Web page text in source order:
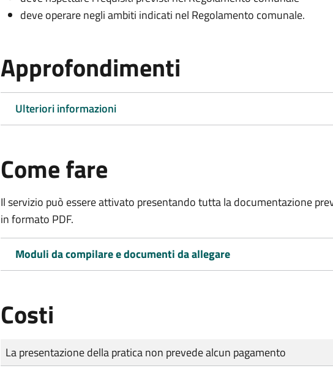
deve operare negli ambiti indicati nel Regolamento comunale.
Approfondimenti
Ulteriori informazioni
Come fare
Il servizio può essere attivato presentando tutta la documentazione
in formato PDF.
Moduli da compilare e documenti da allegare
Costi
Tipo di pagamento
Importo
La presentazione della pratica non prevede alcun pagamento